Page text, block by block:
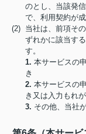
のとし、当該発
で、利用契約が
(2) 当社は、前項そ
ずれかに該当す
す。
1. 本サービスの
き
2. 本サービスの
き又は入力もれ
3. その他、当社